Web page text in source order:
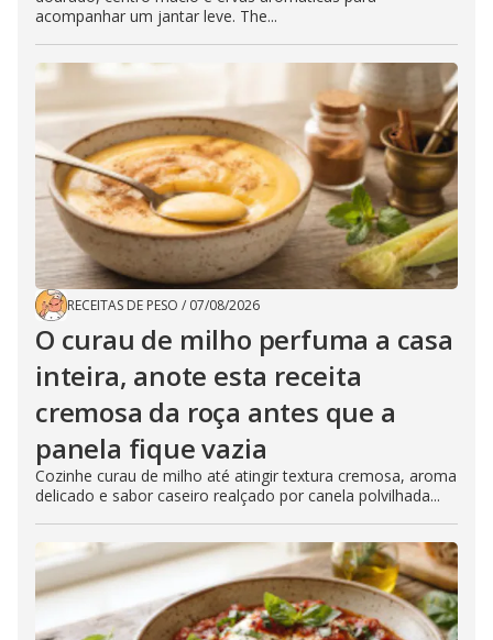
acompanhar um jantar leve. The...
RECEITAS DE PESO / 07/08/2026
O curau de milho perfuma a casa
inteira, anote esta receita
cremosa da roça antes que a
panela fique vazia
Cozinhe curau de milho até atingir textura cremosa, aroma
delicado e sabor caseiro realçado por canela polvilhada...